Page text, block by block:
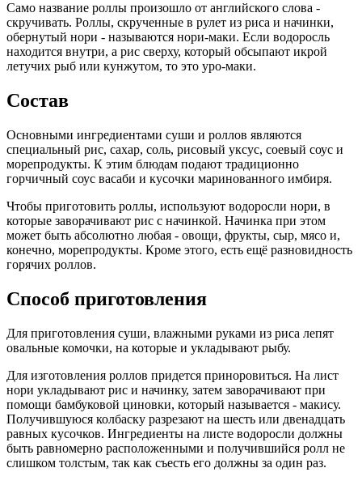
Само название роллы произошло от английского слова -
скручивать. Роллы, скрученные в рулет из риса и начинки,
обернутый нори - называются нори-маки. Если водоросль
находится внутри, а рис сверху, который обсыпают икрой
летучих рыб или кунжутом, то это уро-маки.
Состав
Основными ингредиентами суши и роллов являются
специальный рис, сахар, соль, рисовый уксус, соевый соус и
морепродукты. К этим блюдам подают традиционно
горчичный соус васаби и кусочки маринованного имбиря.
Чтобы приготовить роллы, используют водоросли нори, в
которые заворачивают рис с начинкой. Начинка при этом
может быть абсолютно любая - овощи, фрукты, сыр, мясо и,
конечно, морепродукты. Кроме этого, есть ещё разновидность
горячих роллов.
Способ приготовления
Для приготовления суши, влажными руками из риса лепят
овальные комочки, на которые и укладывают рыбу.
Для изготовления роллов придется приноровиться. На лист
нори укладывают рис и начинку, затем заворачивают при
помощи бамбуковой циновки, который называется - макису.
Получившуюся колбаску разрезают на шесть или двенадцать
равных кусочков. Ингредиенты на листе водоросли должны
быть равномерно расположенными и получившийся ролл не
слишком толстым, так как съесть его должны за один раз.